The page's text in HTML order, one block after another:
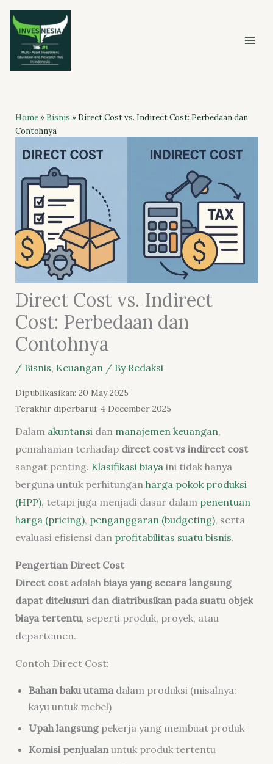
Skip
content
Home» Bisnis » Direct Cost vs. Indirect Cost: Perbedaan dan
Contohnya
Direct Cost vs. Indirect
Cost: Perbedaan dan
Contohnya
/ Bisnis, Keuangan/ By Redaksi
Dipublikasikan: 20 May 2025
Terakhir diperbarui: 4 December 2025
Dalam akuntansidan manajemen keuangan,
pemahaman terhadap direct cost vs indirect cost
sangat penting. Klasifikasi biayaini tidak hanya
berguna untuk perhitungan harga pokok produksi
(HPP), tetapi juga menjadi dasar dalam penentuan
harga (pricing), penganggaran (budgeting), serta
evaluasi efisiensi dan profitabilitas suatu bisnis.
Pengertian Direct Cost
Direct costadalah biaya yang secara langsung
dapat ditelusuri dan diatribusikan pada suatu objek
biaya tertentu, seperti produk, proyek, atau
departemen.
Contoh Direct Cost:
Bahan baku utamadalam produksi (misalnya:
kayu untuk mebel)
Upah langsungpekerja yang membuat produk
Komisi penjualanuntuk produk tertentu